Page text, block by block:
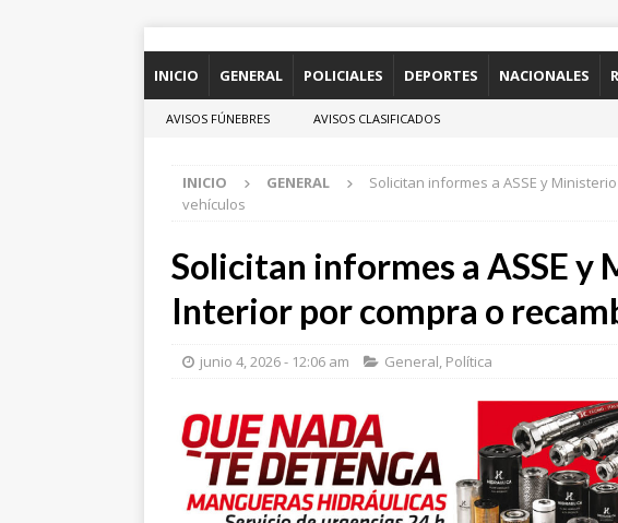
INICIO GENERAL POLICIALES DEPORTES NACIONALES
AVISOS FÚNEBRES AVISOS CLASIFICADOS
INICIO GENERAL
Solicitan informes a ASSE y
vehículos
Solicitan informes a ASSE y
Interior por compra o
junio 4, 2026 - 12:06 am General, Política